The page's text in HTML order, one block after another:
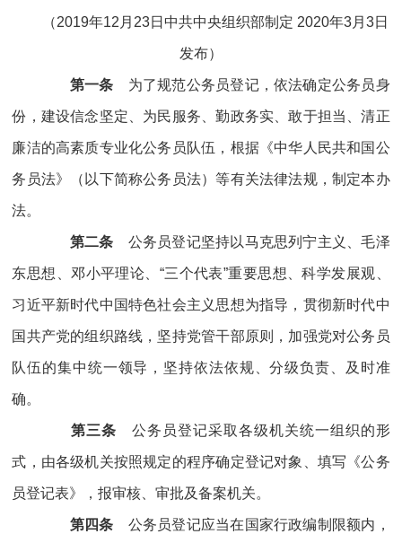
（2019年12月23日中共中央组织部制定 2020年3月3日
发布）
第一条 为了规范公务员登记，依法确定公务员身
份，建设信念坚定、为民服务、勤政务实、敢于担当、清正
廉洁的高素质专业化公务员队伍，根据《中华人民共和国公
务员法》（以下简称公务员法）等有关法律法规，制定本办
法。
第二条 公务员登记坚持以马克思列宁主义、毛泽
东思想、邓小平理论、“三个代表”重要思想、科学发展观、
习近平新时代中国特色社会主义思想为指导，贯彻新时代中
国共产党的组织路线，坚持党管干部原则，加强党对公务员
队伍的集中统一领导，坚持依法依规、分级负责、及时准
确。
第三条 公务员登记采取各级机关统一组织的形
式，由各级机关按照规定的程序确定登记对象、填写《公务
员登记表》，报审核、审批及备案机关。
第四条 公务员登记应当在国家行政编制限额内，